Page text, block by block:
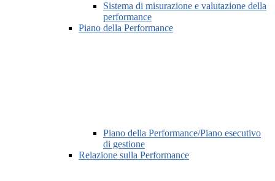
Sistema di misurazione e valutazione della
performance
Piano della Performance
Piano della Performance/Piano esecutivo
di gestione
Relazione sulla Performance